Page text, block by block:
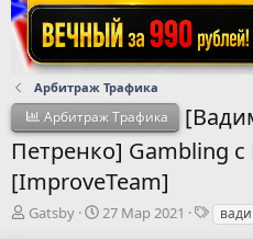
Арбитраж Трафика
Арбитраж Трафика
Петренко] Gambling с
[ImproveTeam]
А
Gatsby
Д
27 Мар 2021
Т